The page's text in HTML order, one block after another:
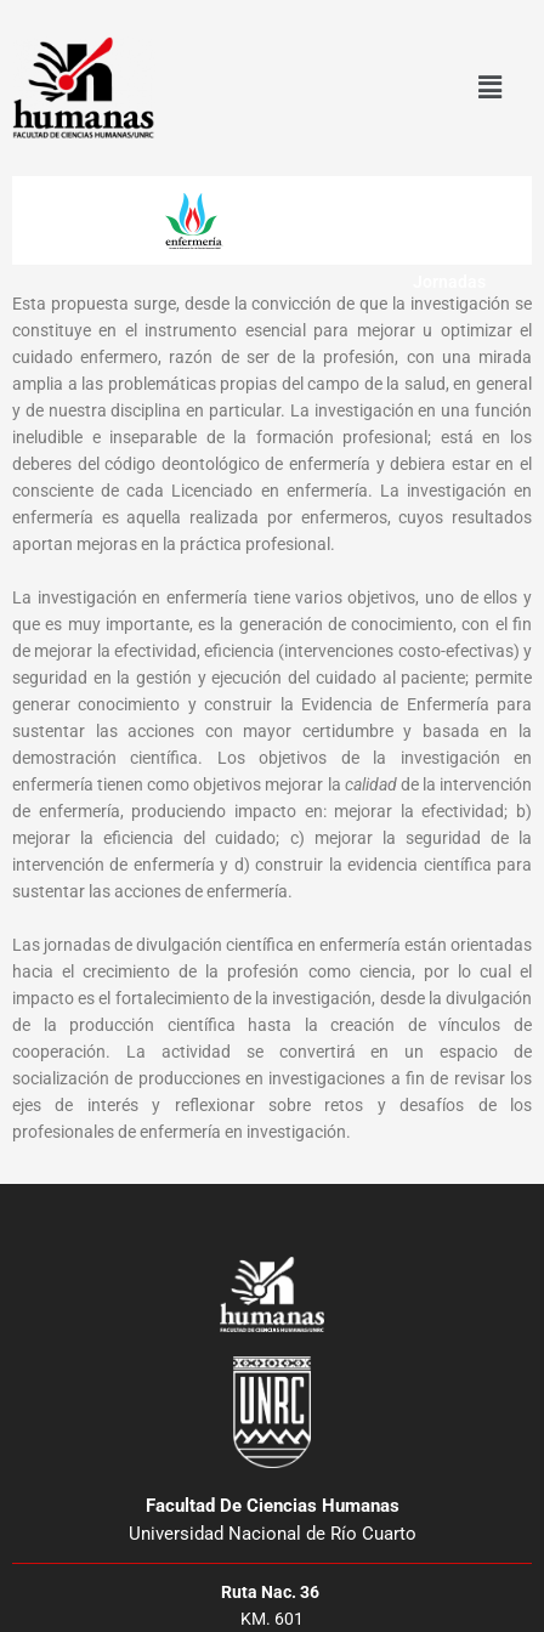
contenido
Esta propuesta surge, desde la convicción de que la investigación se
constituye en el instrumento esencial para mejorar u optimizar el
cuidado enfermero, razón de ser de la profesión, con una mirada
amplia a las problemáticas propias del campo de la salud, en general
y de nuestra disciplina en particular. La investigación en una función
ineludible e inseparable de la formación profesional; está en los
deberes del código deontológico de enfermería y debiera estar en el
consciente de cada Licenciado en enfermería. La investigación en
enfermería es aquella realizada por enfermeros, cuyos resultados
aportan mejoras en la práctica profesional.
La investigación en enfermería tiene varios objetivos, uno de ellos y
que es muy importante, es la generación de conocimiento, con el fin
de mejorar la efectividad, eficiencia (intervenciones costo-efectivas) y
seguridad en la gestión y ejecución del cuidado al paciente; permite
generar conocimiento y construir la Evidencia de Enfermería para
sustentar las acciones con mayor certidumbre y basada en la
demostración científica. Los objetivos de la investigación en
enfermería tienen como objetivos mejorar la calidadde la intervención
de enfermería, produciendo impacto en: mejorar la efectividad; b)
mejorar la eficiencia del cuidado; c) mejorar la seguridad de la
intervención de enfermería y d) construir la evidencia científica para
sustentar las acciones de enfermería.
Las jornadas de divulgación científica en enfermería están orientadas
hacia el crecimiento de la profesión como ciencia, por lo cual el
impacto es el fortalecimiento de la investigación, desde la divulgación
de la producción científica hasta la creación de vínculos de
cooperación. La actividad se convertirá en un espacio de
socialización de producciones en investigaciones a fin de revisar los
ejes de interés y reflexionar sobre retos y desafíos de los
profesionales de enfermería en investigación.
Facultad De Ciencias Humanas
Universidad Nacional de Río Cuarto
Ruta Nac. 36
KM. 601